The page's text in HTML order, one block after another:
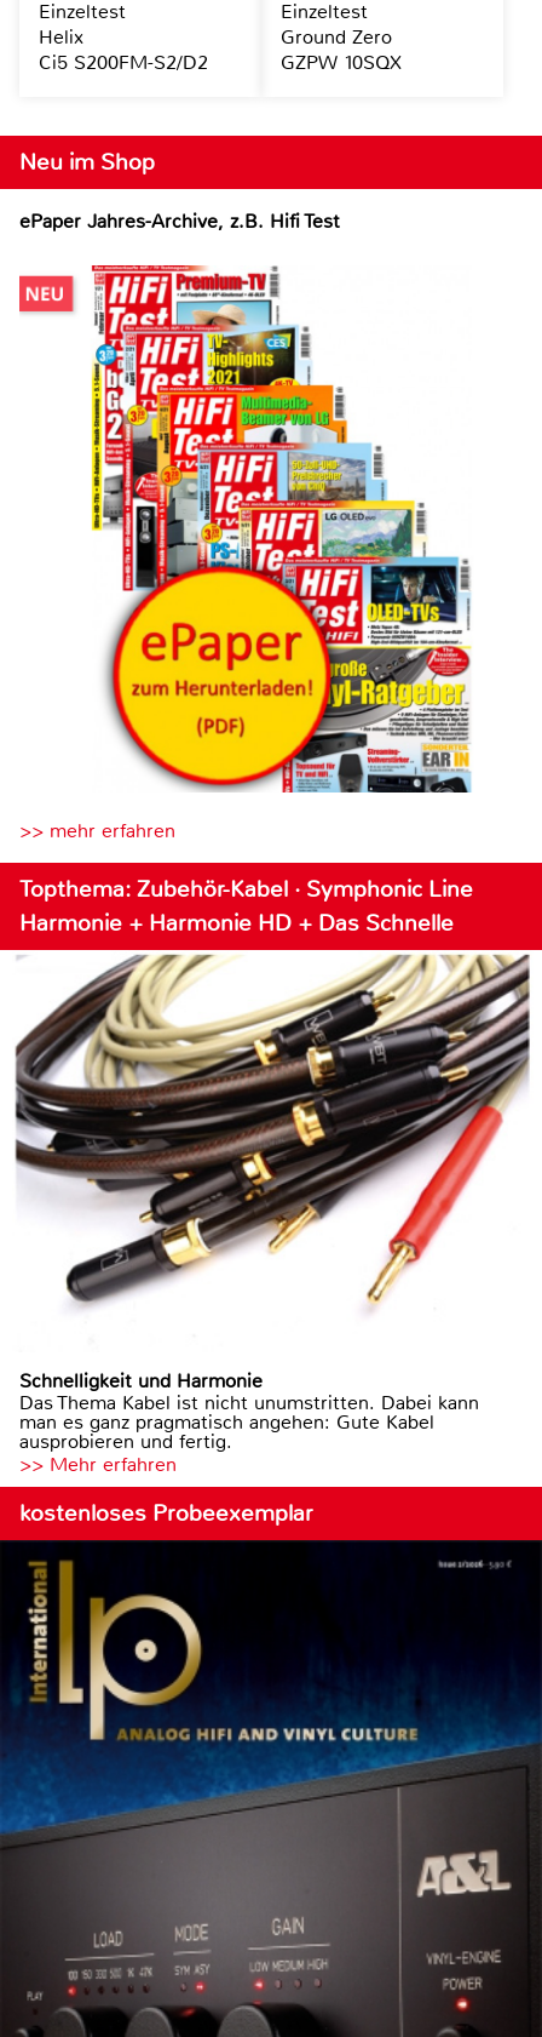
Neu im Shop
ePaper Jahres-Archive, z.B. Hifi Test
>> mehr erfahren
Topthema: Zubehör-Kabel · Symphonic Line
Harmonie + Harmonie HD + Das Schnelle
Schnelligkeit und Harmonie
Das Thema Kabel ist nicht unumstritten. Dabei kann
man es ganz pragmatisch angehen: Gute Kabel
ausprobieren und fertig.
>> Mehr erfahren
kostenloses Probeexemplar
Einzeltest
Helix
Ci5 S200FM-S2/D2
Einzeltest
Ground Zero
GZPW 10SQX